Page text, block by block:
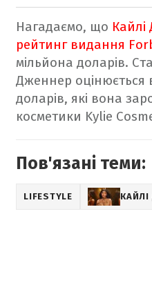
Нагадаємо, що
рейтинг видання
мільйона доларів.
Дженнер оцінюється
доларів, які вона
косметики Kylie
Пов'язані теми:
LIFESTYLE